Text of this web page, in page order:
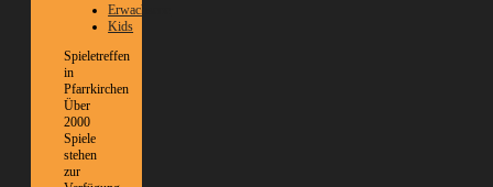
Erwachsene
Kids
Spieletreffen
in
Pfarrkirchen
Über
2000
Spiele
stehen
zur